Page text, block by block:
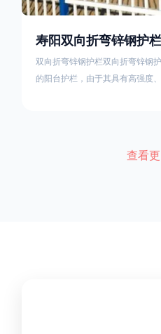
寿阳双向折弯锌钢护栏
双向折弯锌钢护栏双向折弯锌钢
的阳台护栏，由于其具有高强度
或者咨询厂家客服以获取更准确
查看